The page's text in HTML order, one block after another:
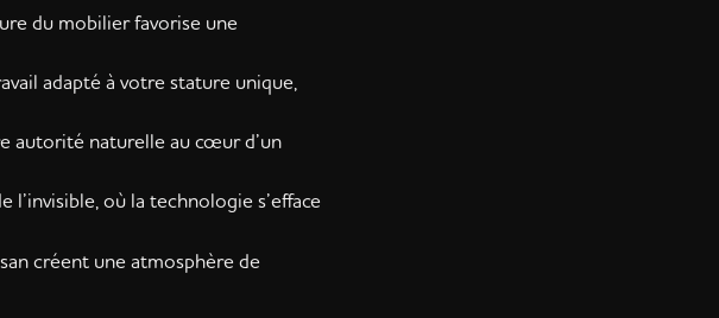
du mobilier favorise une
adapté à votre stature unique,
autorité naturelle au cœur d’un
l’invisible, où la technologie s’efface
créent une atmosphère de